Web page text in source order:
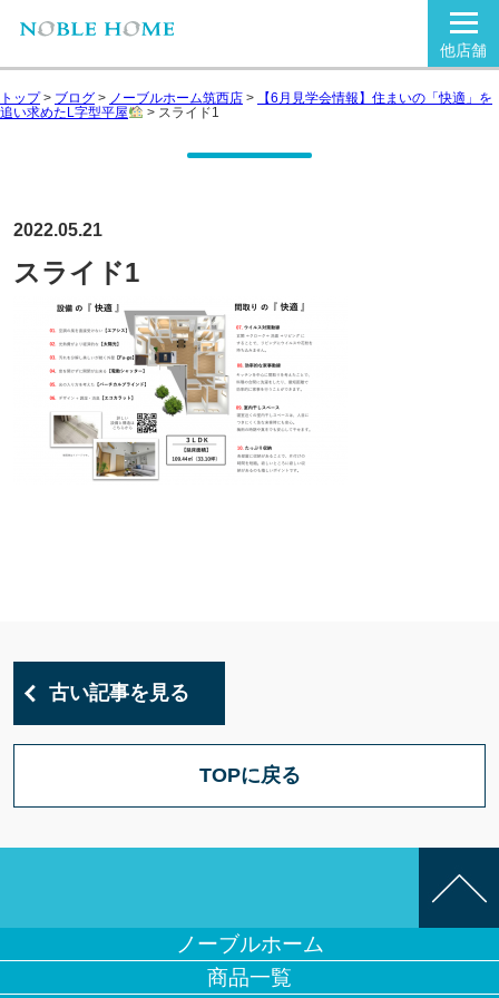
他店舗
トップ> ブログ > ノーブルホーム筑西店 >
【6月見学会情報】住まいの「快適」を
追い求めたL字型平屋
> スライド1
2022.05.21
スライド1
古い記事を見る
TOPに戻る
ノーブルホーム
商品一覧